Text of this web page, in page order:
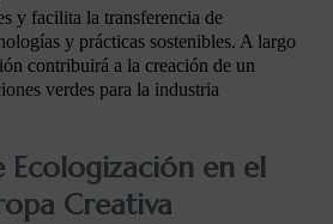
y facilita la transferencia de
y prácticas sostenibles. A largo
contribuirá a la creación de un
verdes para la industria
Ecologización en el
Creativa